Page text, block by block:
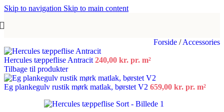
Skip to navigation Skip to main content
Forside / Accessories
Hercules tæppeflise Antracit 240,00 kr. pr. m²
Tilbage til produkter
Eg plankegulv rustik mørk matlak, børstet V2 659,00 kr. pr. m²